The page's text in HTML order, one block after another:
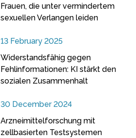
Frauen, die unter vermindertem
sexuellen Verlangen leiden
13 February 2025
Widerstandsfähig gegen
Fehlinformationen: KI stärkt den
sozialen Zusammenhalt
30 December 2024
Arzneimittelforschung mit
zellbasierten Testsystemen